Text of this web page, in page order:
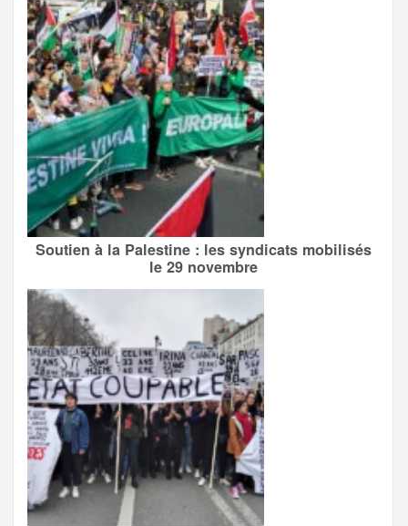
Soutien à la Palestine : les syndicats mobilisés
le 29 novembre